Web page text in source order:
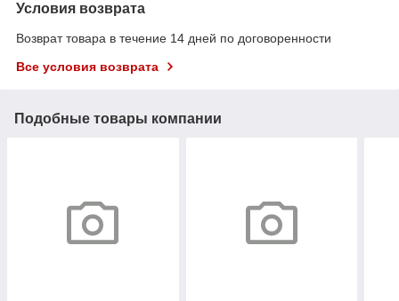
Условия возврата
Возврат товара в течение 14 дней по договоренности
Все условия возврата
Подобные товары компании